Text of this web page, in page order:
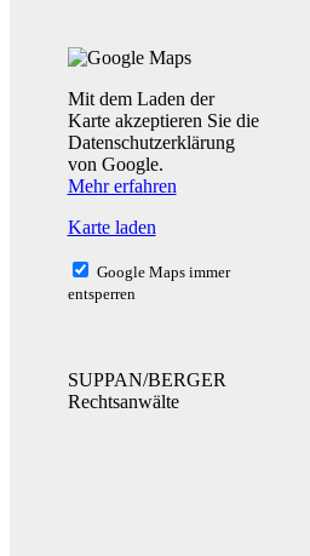
Mit dem Laden der
Karte akzeptieren Sie die
Datenschutzerklärung
von Google.
Mehr erfahren
Karte laden
Google Maps immer
entsperren
SUPPAN/BERGER
Rechtsanwälte